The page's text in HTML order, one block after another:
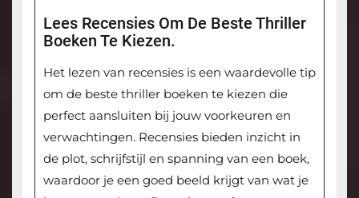
Lees Recensies Om De Beste Thriller
Boeken Te Kiezen.
Het lezen van recensies is een waardevolle tip
om de beste thriller boeken te kiezen die
perfect aansluiten bij jouw voorkeuren en
verwachtingen. Recensies bieden inzicht in
de plot, schrijfstijl en spanning van een boek,
waardoor je een goed beeld krijgt van wat je